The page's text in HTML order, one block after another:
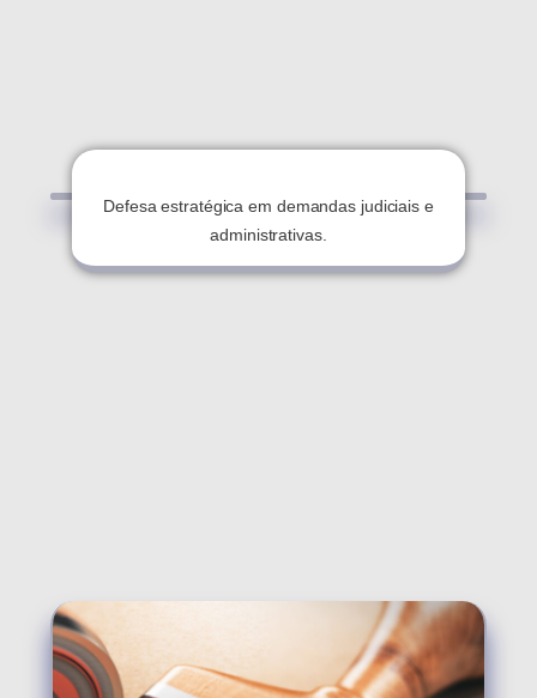
Defesa estratégica em demandas judiciais e
administrativas.